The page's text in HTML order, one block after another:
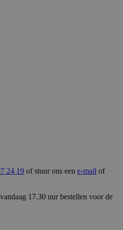
24 19 of stuur ons een e-mail of
17.30 uur bestellen voor de